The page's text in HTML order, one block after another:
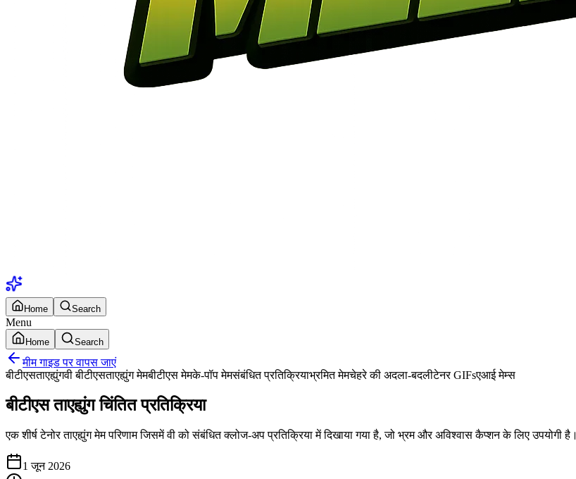
Home Search
Menu
Home Search
मीम गाइड पर वापस जाएं
बीटीएसताएह्युंगवी बीटीएसताएह्युंग मेमबीटीएस मेमके-पॉप मेमसंबंधित प्रतिक्रियाभ्रमित मेमचेहरे की अदला-बदलीटेनर GIFsएआई मेम्स
बीटीएस ताएह्युंग चिंतित प्रतिक्रिया
एक शीर्ष टेनोर ताएह्युंग मेम परिणाम जिसमें वी को संबंधित क्लोज-अप प्रतिक्रिया में दिखाया गया है, जो भ्रम और अविश्वास कैप्शन के लिए उपयोगी है।
1 जून 2026